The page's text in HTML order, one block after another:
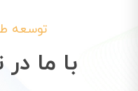
توسعه
با ما